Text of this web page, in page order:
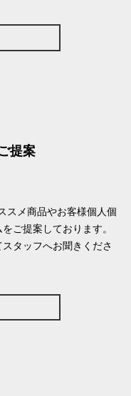
提案
スメ商品やお客様個人個
ご提案しております。
タッフへお聞きくださ